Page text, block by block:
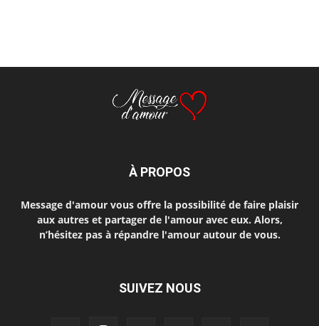
À PROPOS
Message d'amour vous offre la possibilité de faire plaisir
aux autres et partager de l'amour avec eux. Alors,
n’hésitez pas à répandre l'amour autour de vous.
SUIVEZ NOUS